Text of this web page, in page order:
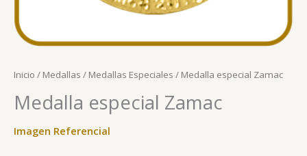
Inicio / Medallas / Medallas Especiales / Medalla especial Zamac
Medalla especial Zamac
Imagen Referencial